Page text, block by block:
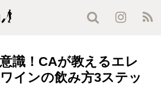
識！CAが教えるエレ
インの飲み方3ステッ